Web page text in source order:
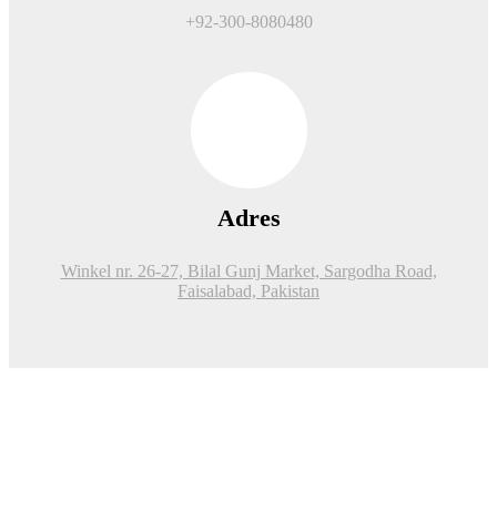
+92-300-8080480
Adres
Winkel nr. 26-27, Bilal Gunj Market, Sargodha Road,
Faisalabad, Pakistan